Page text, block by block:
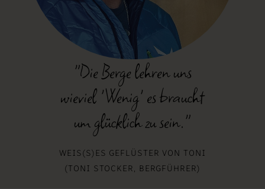
"Die Berge lehren uns
wieviel 'Wenig' es braucht
um glücklich zu sein."
WEIS(S)ES GEFLÜSTER VON TONI
(TONI STOCKER, BERGFÜHRER)